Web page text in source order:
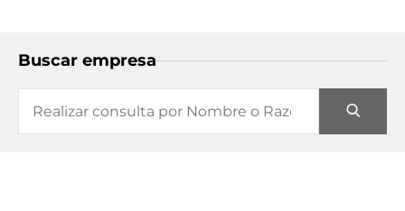
Buscar empresa